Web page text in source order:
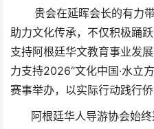
贵会在延晖会长的有力带
助力文化传承，不仅积极踊
支持阿根廷华文教育事业发
力支持2026“文化中国·水立
赛事举办，以实际行动践行侨
阿根廷华人导游协会始终